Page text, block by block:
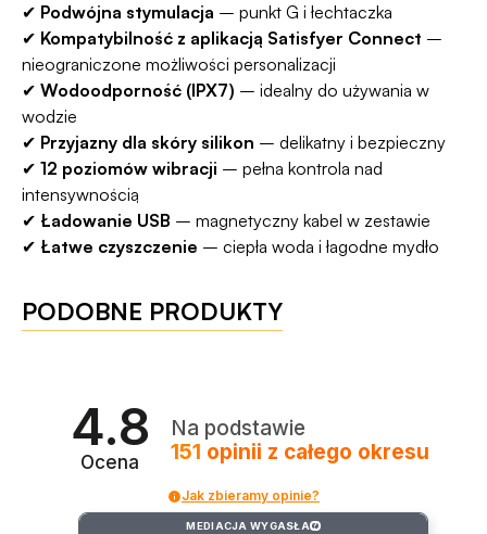
✔ Podwójna stymulacja – punkt G i łechtaczka
✔ Kompatybilność z aplikacją Satisfyer Connect –
nieograniczone możliwości personalizacji
✔ Wodoodporność (IPX7) – idealny do używania w
wodzie
✔ Przyjazny dla skóry silikon – delikatny i bezpieczny
✔ 12 poziomów wibracji – pełna kontrola nad
intensywnością
✔ Ładowanie USB – magnetyczny kabel w zestawie
✔ Łatwe czyszczenie – ciepła woda i łagodne mydło
PODOBNE PRODUKTY
4.8
Ocena
Na podstawie
151 opinii z całego okresu
Jak zbieramy opinie?
MEDIACJA WYGASŁA ?